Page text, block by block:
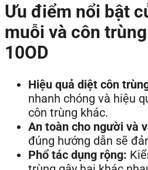
Ưu điểm nổi bật
muỗi và côn
10OD
Hiệu quả diệt côn
nhanh chóng và hiệu
côn trùng khác.
An toàn cho người và
đúng hướng dẫn sẽ
Phổ tác dụng rộng: